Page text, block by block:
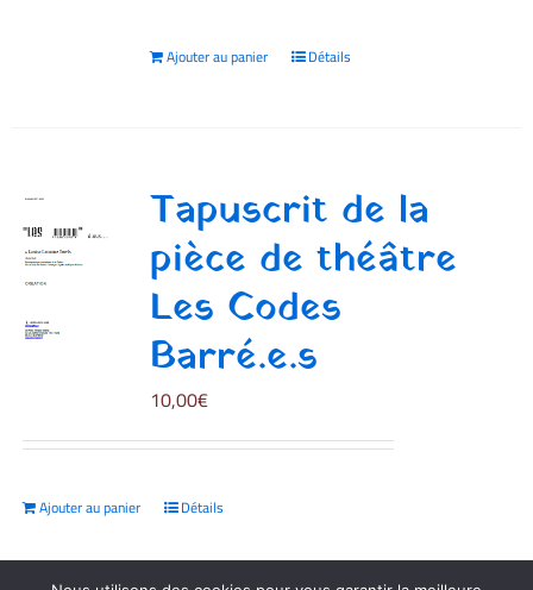
Ajouter au panier Détails
Tapuscrit de la
pièce de théâtre
Les Codes
Barré.e.s
10,00€
Ajouter au panier Détails